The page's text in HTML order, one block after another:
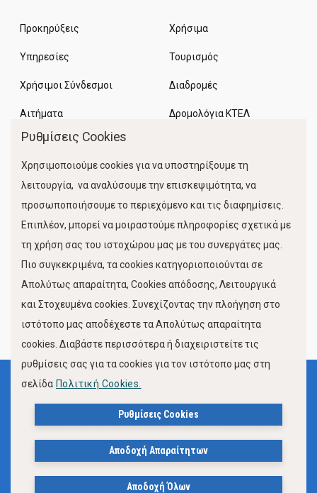
Προκηρύξεις
Υπηρεσίες
Χρήσιμοι Σύνδεσμοι
Αιτήματα
Χρήσιμα
Τουρισμός
Διαδρομές
Δρομολόγια ΚΤΕΛ
Κίνηση Λιμένος
FOLLOW US
Όροι Χρήσης
Πολιτική Προστασίας Προσωπικών Δεδομένων
Πολιτική Cookies
Ρυθμίσεις Cookies
Χρησιμοποιούμε cookies για να υποστηρίξουμε τη
λειτουργία, να αναλύσουμε την επισκεψιμότητα, να
προσωποποιήσουμε το περιεχόμενο και τις διαφημίσεις.
Επιπλέον, μπορεί να μοιραστούμε πληροφορίες σχετικά με
τη χρήση σας του ιστοχώρου μας με του συνεργάτες μας.
Πιο συγκεκριμένα, τα cookies κατηγοριοποιούνται σε
Απολύτως απαραίτητα, Cookies απόδοσης, Λειτουργικά
και Στοχευμένα cookies. Συνεχίζοντας την πλοήγηση στο
ιστότοπο μας αποδέχεστε τα Απολύτως απαραίτητα
cookies. Διαβάστε περισσότερα ή διαχειριστείτε τις
ρυθμίσεις σας για τα cookies για τον ιστότοπο μας στη
σελίδα Πολιτική Cookies.
Ρυθμίσεις Cookies
Αποδοχή Απαραίτητων
Αποδοχή Όλων